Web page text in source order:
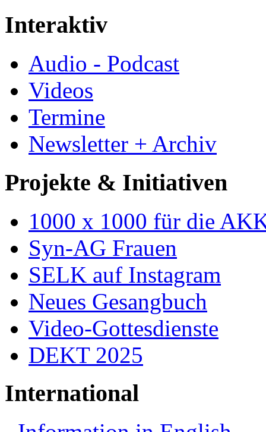
Interaktiv
Audio - Podcast
Videos
Termine
Newsletter + Archiv
Projekte & Initiativen
1000 x 1000 für die
Syn-AG Frauen
SELK auf Instagram
Neues Gesangbuch
Video-Gottesdienste
DEKT 2025
International